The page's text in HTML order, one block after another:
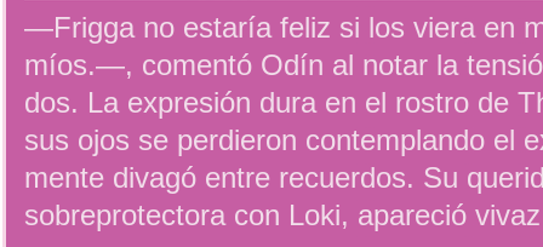
—Frigga no estaría feliz si los viera en
míos.—, comentó Odín al notar la
dos. La expresión dura en el rostro de
sus ojos se perdieron contemplando el
mente divagó entre recuerdos. Su
sobreprotectora con Loki, apareció